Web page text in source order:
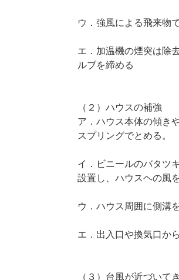
ウ．強風による飛来物
エ．加温機の煙突は除
ルブを締める
（２）ハウスの補強
ア．ハウス本体の傾き
スプリングでとめる。
イ．ビニールのバタツ
設置し、ハウスヘの風
ウ．ハウス周囲に側溝
エ．出入口や換気口か
（３）台風が近づいて